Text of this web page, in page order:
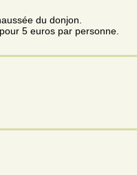
du donjon.
5 euros par personne.